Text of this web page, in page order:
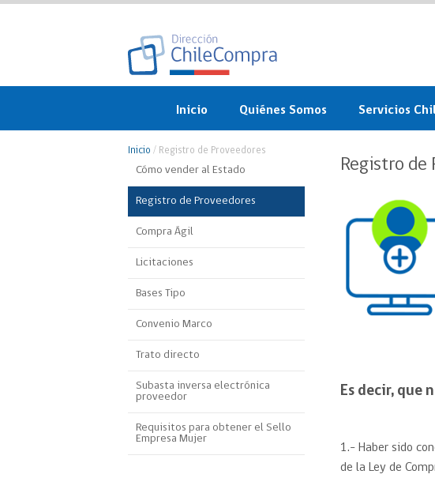
Inicio Quiénes Somos
¿Qué es ChileCompra?
objetivos
Participación Ciudadana
Sé parte de nuestro equipo
Servicios
Eficiencia
Capacitación
Gratis y en línea
Certificación
Asesorías
Datos Abiertos
Inicio / Registro de Proveedores
Cómo vender al Estado
Registro de Proveedores
Compra Ágil
Licitaciones
Bases Tipo
Convenio Marco
Trato directo
Subasta inversa electrónica
proveedor
Requisitos para obtener el Sello
Empresa Mujer
Registro de
Es decir, que
1.- Haber sido
de la Ley de